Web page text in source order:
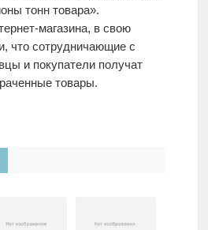
тонн товара».
магазина, в свою
что сотрудничающие с
и покупатели получат
товары.